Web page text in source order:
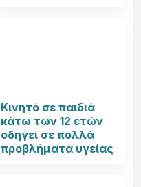
Κινητό σε παιδιά
κάτω των 12 ετών
οδηγεί σε πολλά
προβλήματα υγείας